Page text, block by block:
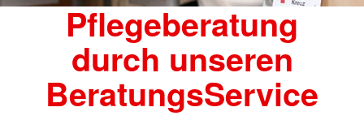
Pflegeberatung
durch unseren
BeratungsService